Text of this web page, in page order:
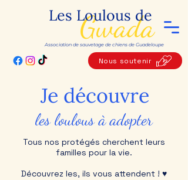
Gwada
Les Loulous de
Association de sauvetage de chiens de Guadeloupe
Nous soutenir
Je découvre
les loulous à adopter
Tous nos protégés cherchent leurs
familles pour la vie.
Découvrez les, ils vous attendent ! ♥